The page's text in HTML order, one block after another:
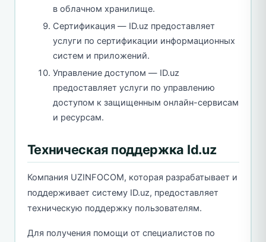
в облачном хранилище.
Сертификация — ID.uz предоставляет
услуги по сертификации информационных
систем и приложений.
Управление доступом — ID.uz
предоставляет услуги по управлению
доступом к защищенным онлайн-сервисам
и ресурсам.
Техническая поддержка Id.uz
Компания UZINFOCOM, которая разрабатывает и
поддерживает систему ID.uz, предоставляет
техническую поддержку пользователям.
Для получения помощи от специалистов по